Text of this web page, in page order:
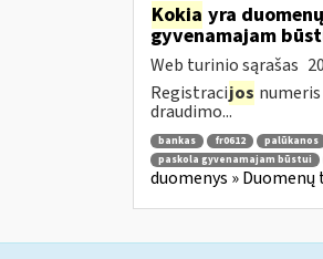
Kokia yra
gyvenamajam
Web turinio sąrašas
Registracijos
draudimo...
bankas fr0612 palūkanos
paskola gyvenamajam būstui
duomenys »